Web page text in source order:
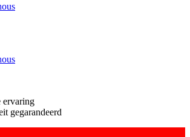
ervaring
gegarandeerd